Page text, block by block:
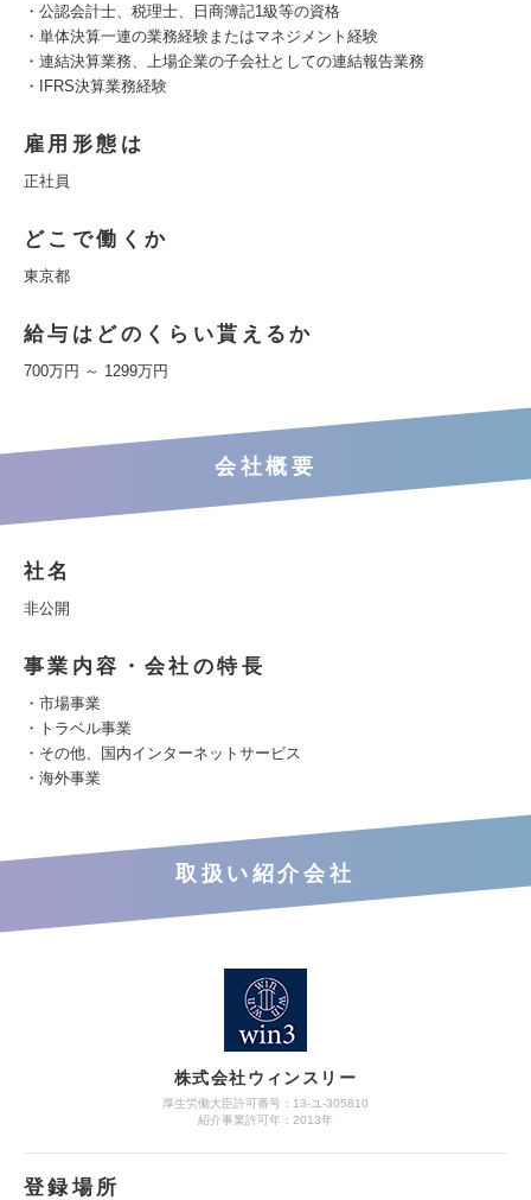
・公認会計士、税理士、日商簿記1級等の資格
・単体決算一連の業務経験またはマネジメント経験
・連結決算業務、上場企業の子会社としての連結報告業務
・IFRS決算業務経験
雇用形態は
正社員
どこで働くか
東京都
給与はどのくらい貰えるか
700万円 ～ 1299万円
会社概要
社名
非公開
事業内容・会社の特長
・市場事業
・トラベル事業
・その他、国内インターネットサービス
・海外事業
取扱い紹介会社
株式会社ウィンスリー
厚生労働大臣許可番号：13-ユ-305810
紹介事業許可年：2013年
登録場所